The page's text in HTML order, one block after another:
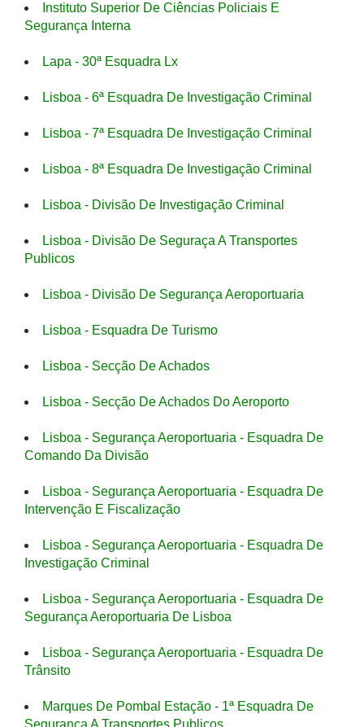
Instituto Superior De Ciências Policiais E
Segurança Interna
Lapa - 30ª Esquadra Lx
Lisboa - 6ª Esquadra De Investigação Criminal
Lisboa - 7ª Esquadra De Investigação Criminal
Lisboa - 8ª Esquadra De Investigação Criminal
Lisboa - Divisão De Investigação Criminal
Lisboa - Divisão De Seguraça A Transportes
Publicos
Lisboa - Divisão De Segurança Aeroportuaria
Lisboa - Esquadra De Turismo
Lisboa - Secção De Achados
Lisboa - Secção De Achados Do Aeroporto
Lisboa - Segurança Aeroportuaria - Esquadra De
Comando Da Divisão
Lisboa - Segurança Aeroportuaria - Esquadra De
Intervenção E Fiscalização
Lisboa - Segurança Aeroportuaria - Esquadra De
Investigação Criminal
Lisboa - Segurança Aeroportuaria - Esquadra De
Segurança Aeroportuaria De Lisboa
Lisboa - Segurança Aeroportuaria - Esquadra De
Trânsito
Marques De Pombal Estação - 1ª Esquadra De
Segurança A Transportes Publicos